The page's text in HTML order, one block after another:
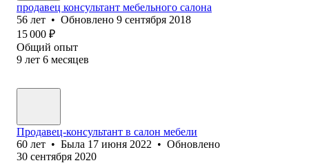
продавец консультант мебельного салона
56 лет • Обновлено 9 сентября 2018
15 000 ₽
Общий опыт
9 лет 6 месяцев
Продавец-консультант в салон мебели
60 лет • Была 17 июня 2022 • Обновлено
30 сентября 2020